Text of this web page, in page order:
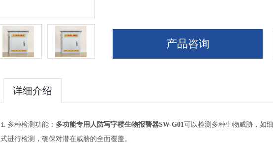
产品咨询
详细介绍
1. 多种检测功能： 多功能专用人防写字楼生物报警器SW-G01可以检测多种生物威胁，如
式进行检测，确保对潜在威胁的全面覆盖。